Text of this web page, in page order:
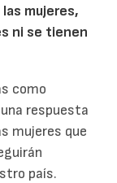
mujeres,
ni se tienen
como
respuesta
mujeres que
país.